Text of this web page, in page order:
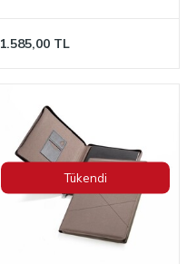
1.585,00 TL
Tükendi